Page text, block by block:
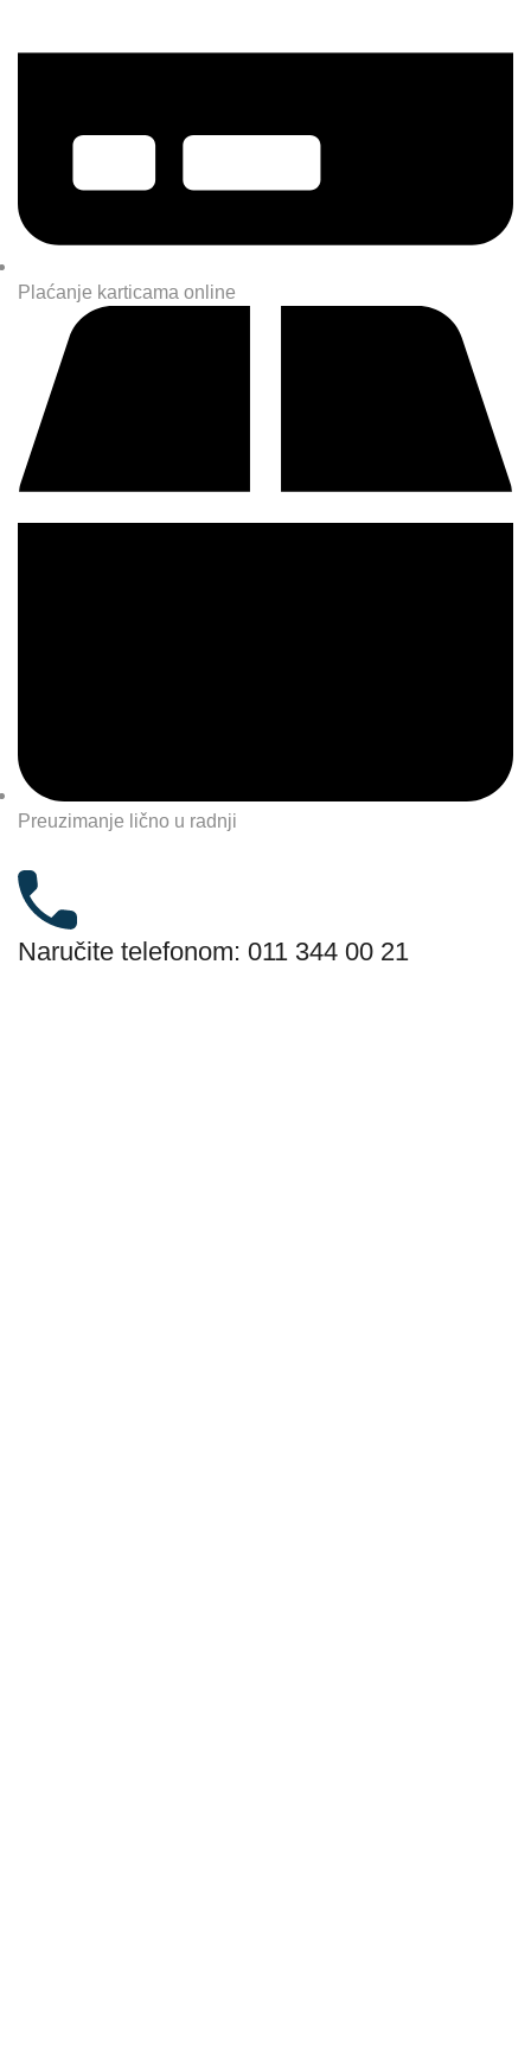
Plaćanje karticama online
Preuzimanje lično u radnji
Naručite telefonom: 011 344 00 21